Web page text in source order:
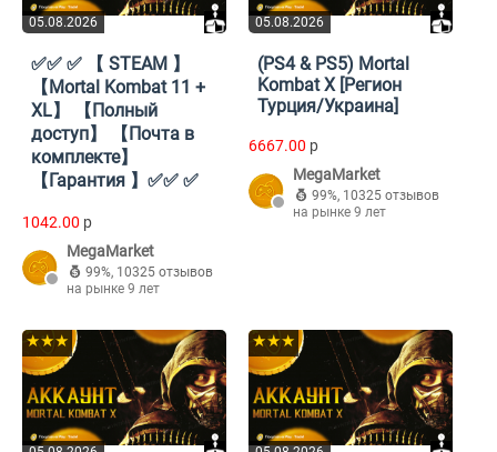
05.08.2026
✅✅ ✅ 【 STEAM 】
【Mortal Kombat 11 +
XL】 【Полный
доступ】 【Почта в
комплекте】
【Гарантия 】✅✅ ✅
1042.00 p
MegaMarket
99%, 10325 отзывов
на рынке 9 лет
05.08.2026
(PS4 & PS5) Mortal
Kombat X [Регион
Турция/Украина]
6667.00 p
MegaMarket
99%, 10325 отзывов
на рынке 9 лет
★★★ ★★★